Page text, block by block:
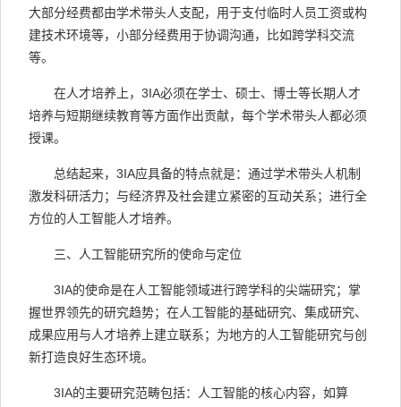
大部分经费都由学术带头人支配，用于支付临时人员工资或构
建技术环境等，小部分经费用于协调沟通，比如跨学科交流
等。
在人才培养上，3IA必须在学士、硕士、博士等长期人才
培养与短期继续教育等方面作出贡献，每个学术带头人都必须
授课。
总结起来，3IA应具备的特点就是：通过学术带头人机制
激发科研活力；与经济界及社会建立紧密的互动关系；进行全
方位的人工智能人才培养。
三、人工智能研究所的使命与定位
3IA的使命是在人工智能领域进行跨学科的尖端研究；掌
握世界领先的研究趋势；在人工智能的基础研究、集成研究、
成果应用与人才培养上建立联系；为地方的人工智能研究与创
新打造良好生态环境。
3IA的主要研究范畴包括：人工智能的核心内容，如算